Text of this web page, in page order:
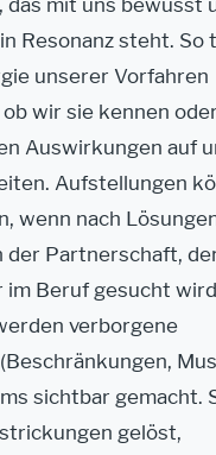
das mit uns bewusst
Resonanz steht. So
unserer Vorfahren
wir sie kennen
Auswirkungen auf
Aufstellungen
wenn nach
der Partnerschaft,
im Beruf gesucht
verborgene
sichtbar gemacht.
gelöst,